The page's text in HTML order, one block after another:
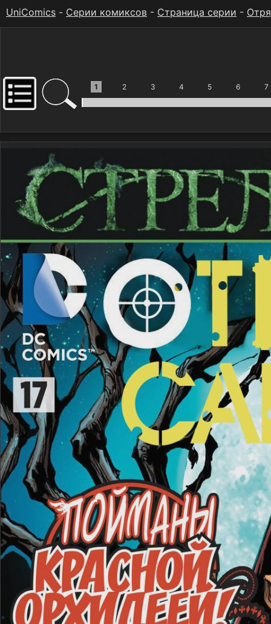
UniComics - Серии комиксов - Страница серии -
1 2 3 4 5 6 7